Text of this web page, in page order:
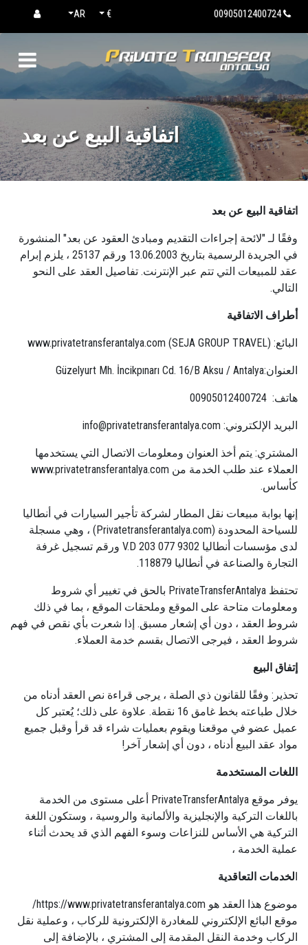
00905012400724
AR €
اتفاقية البيع عن بعد
اتفاقية البيع عن بعد
وفقًا لـ "لائحة إجراءات التقديم ومبادئ العقود عن بعد" المنشورة
في الجريدة الرسمية بتاريخ 13.06.2003 ورقم 25137 ، يلزم إبرام
عقد للمبيعات التي تتم عبر الإنترنت. تفاصيل العقد على النحو
التالي.
أطراف الاتفاقية
البائع: www.privatetransferantalya.com (SEJA GROUP TRAVEL)
العنوان:Güzelyurt Mh. İncikpınarı Cd. 16/B Aksu / Antalya
هاتف: 00905012400724
البريد الإلكتروني: info@privatetransferantalya.com
المشتري: يتم أخذ العنوان ومعلومات الاتصال التي يستخدمها
العملاء عند طلب الخدمة من www.privatetransferantalya.com
كأساس.
إنها بوابة مبيعات نقل المطار لشركة تأجير السيارات في أنطاليا
للسياحة المحدودة (Privatetransferantalya.com) ، وهي مسجلة
لدى مؤسسات أنطاليا V.D 203 077 9302 ورقم تسجيل غرفة
التجارة والصناعة في أنطاليا 118879.
تحتفظ PrivateTransferAntalya بالحق في تغيير أي شروط
ومعلومات متاحة على الموقع وملحقات الموقع ، بما في ذلك
شروط العقد ، دون أي إشعار مسبق. إذا شعرت بأي نقص في فهم
شروط العقد ، فيرجى الاتصال بقسم خدمة العملاء.
إتفاق البيع
تحذير: وفقًا للقانون ذي الصلة ، يرجى قراءة نص العقد أدناه من
خلال طباعته بخط غامق 16 نقطة. علاوة على ذلك؛ يُعتبر كل
عميل عضو في موقعنا ويقوم بعمليات شراء قد قرأ وقبل جميع
مواد عقد البيع أدناه ، دون أي إشعار آخر!
اللغات المستخدمة
يوفر موقع PrivateTransferAntalya أعلى مستوى من الخدمة
باللغات التركية والإنجليزية والألمانية والروسية ، وستكون اللغة
التركية هي الأساس للنزاعات وسوء الفهم الذي قد يحدث أثناء
عملية الخدمة ،
الخدمات التعاقدية
موضوع هذا العقد هو https://www.privatetransferantalya.com/
موقع البائع الإلكتروني للمغادرة الإلكترونية للركاب ، وعملية نقل
الركاب وخدمة النقل المقدمة إلى المشتري ، بالإضافة إلى